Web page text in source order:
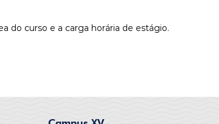
do curso e a carga horária de estágio.